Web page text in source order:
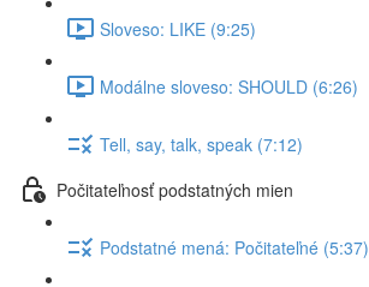
Sloveso: LIKE (9:25)
Modálne sloveso: SHOULD (6:26)
Tell, say, talk, speak (7:12)
Počitateľnosť podstatných mien
Podstatné mená: Počitateľné (5:37)